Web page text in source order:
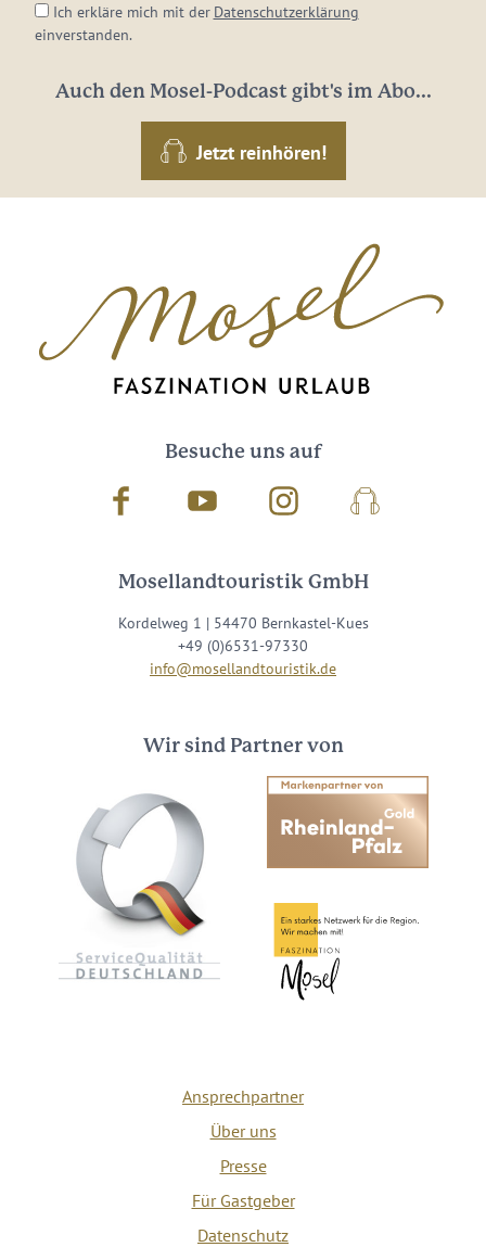
Ich erkläre mich mit der Datenschutzerklärung
einverstanden.
Auch den Mosel-Podcast gibt's im Abo...
Jetzt reinhören!
Besuche uns auf
Facebook Youtube InstagramPodcast
Mosellandtouristik GmbH
Kordelweg 1 | 54470 Bernkastel-Kues
+49 (0)6531-97330
info@mosellandtouristik.de
Wir sind Partner von
Ansprechpartner
Über uns
Presse
Für Gastgeber
Datenschutz